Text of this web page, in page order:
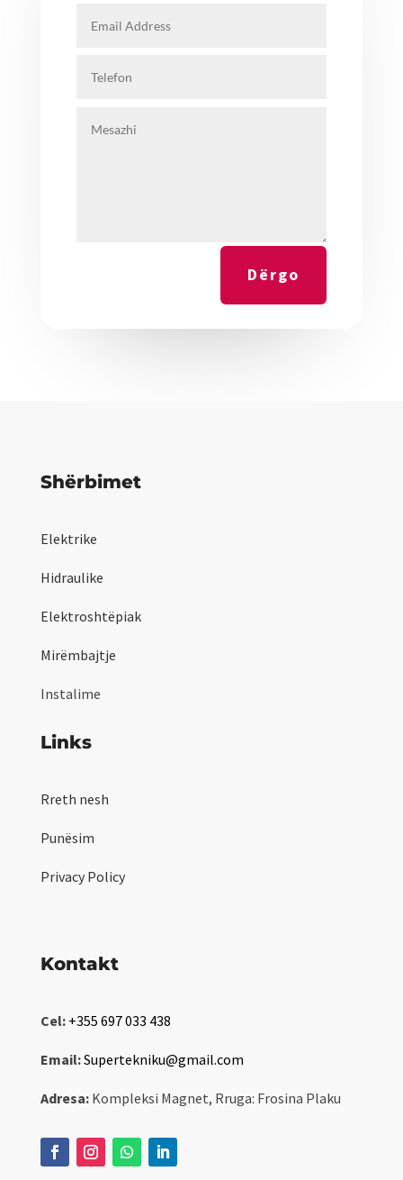
Dërgo
Shërbimet
Elektrike
Hidraulike
Elektroshtëpiak
Mirëmbajtje
Instalime
Links
Rreth nesh
Punësim
Privacy Policy
Kontakt
Cel: +355 697 033 438
Email:Supertekniku@gmail.com
Adresa: Kompleksi Magnet, Rruga: Frosina Plaku